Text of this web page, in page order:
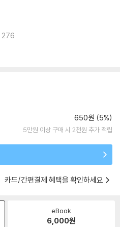
276
650원 (5%)
5만원 이상 구매 시 2천원 추가 적립
카드/간편결제 혜택을 확인하세요
eBook
6,000원